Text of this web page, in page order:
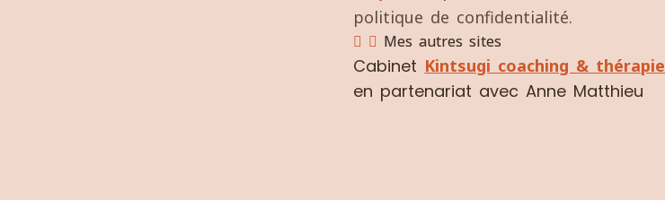
politique de confidentialité.
Mes autres sites
Cabinet Kintsugi coaching & thérapie
en partenariat avec Anne Matthieu